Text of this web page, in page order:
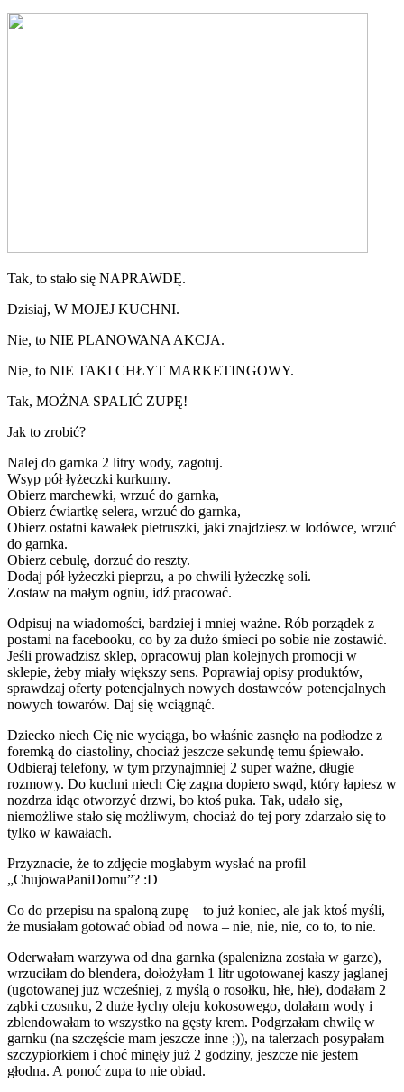
Tak, to stało się NAPRAWDĘ.
Dzisiaj, W MOJEJ KUCHNI.
Nie, to NIE PLANOWANA AKCJA.
Nie, to NIE TAKI CHŁYT MARKETINGOWY.
Tak, MOŻNA SPALIĆ ZUPĘ!
Jak to zrobić?
Nalej do garnka 2 litry wody, zagotuj.
Wsyp pół łyżeczki kurkumy.
Obierz marchewki, wrzuć do garnka,
Obierz ćwiartkę selera, wrzuć do garnka,
Obierz ostatni kawałek pietruszki, jaki znajdziesz w lodówce, wrzuć
do garnka.
Obierz cebulę, dorzuć do reszty.
Dodaj pół łyżeczki pieprzu, a po chwili łyżeczkę soli.
Zostaw na małym ogniu, idź pracować.
Odpisuj na wiadomości, bardziej i mniej ważne. Rób porządek z
postami na facebooku, co by za dużo śmieci po sobie nie zostawić.
Jeśli prowadzisz sklep, opracowuj plan kolejnych promocji w
sklepie, żeby miały większy sens. Poprawiaj opisy produktów,
sprawdzaj oferty potencjalnych nowych dostawców potencjalnych
nowych towarów. Daj się wciągnąć.
Dziecko niech Cię nie wyciąga, bo właśnie zasnęło na podłodze z
foremką do ciastoliny, chociaż jeszcze sekundę temu śpiewało.
Odbieraj telefony, w tym przynajmniej 2 super ważne, długie
rozmowy. Do kuchni niech Cię zagna dopiero swąd, który łapiesz w
nozdrza idąc otworzyć drzwi, bo ktoś puka. Tak, udało się,
niemożliwe stało się możliwym, chociaż do tej pory zdarzało się to
tylko w kawałach.
Przyznacie, że to zdjęcie mogłabym wysłać na profil
„ChujowaPaniDomu”? :D
Co do przepisu na spaloną zupę – to już koniec, ale jak ktoś myśli,
że musiałam gotować obiad od nowa – nie, nie, nie, co to, to nie.
Oderwałam warzywa od dna garnka (spalenizna została w garze),
wrzuciłam do blendera, dołożyłam 1 litr ugotowanej kaszy jaglanej
(ugotowanej już wcześniej, z myślą o rosołku, hłe, hłe), dodałam 2
ząbki czosnku, 2 duże łychy oleju kokosowego, dolałam wody i
zblendowałam to wszystko na gęsty krem. Podgrzałam chwilę w
garnku (na szczęście mam jeszcze inne ;)), na talerzach posypałam
szczypiorkiem i choć minęły już 2 godziny, jeszcze nie jestem
głodna. A ponoć zupa to nie obiad.